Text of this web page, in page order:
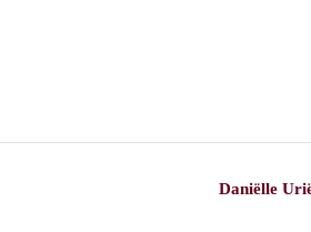
Daniëlle